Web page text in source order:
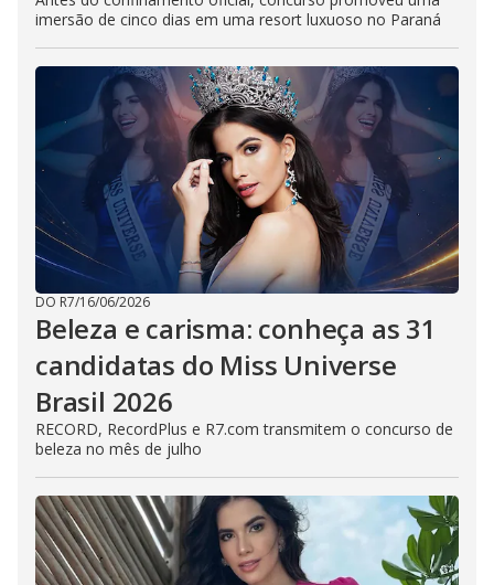
imersão de cinco dias em uma resort luxuoso no Paraná
DO R7/16/06/2026
Beleza e carisma: conheça as 31
candidatas do Miss Universe
Brasil 2026
RECORD, RecordPlus e R7.com transmitem o concurso de
beleza no mês de julho